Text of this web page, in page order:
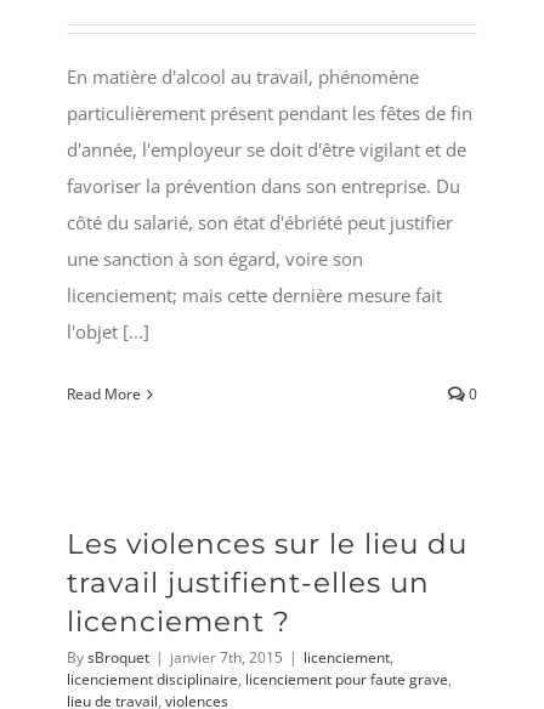
En matière d'alcool au travail, phénomène
particulièrement présent pendant les fêtes de fin
d'année, l'employeur se doit d'être vigilant et de
favoriser la prévention dans son entreprise. Du
côté du salarié, son état d'ébriété peut justifier
une sanction à son égard, voire son
licenciement; mais cette dernière mesure fait
l'objet [...]
Read More 0
Les violences sur le lieu du
travail justifient-elles un
licenciement ?
BysBroquet | janvier 7th, 2015 | licenciement,
licenciement disciplinaire, licenciement pour faute grave,
lieu de travail, violences